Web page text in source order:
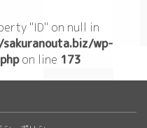
"ID" on null in
wp-
on line 173